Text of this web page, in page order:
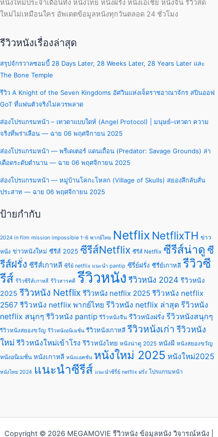
หนังใหม่ประจำเดือนทั้ง หนังไทย หนังฝรั่ง หนังเอเชีย หนังจีน รีวิวสด
ใหม่ไม่เหมือนใคร อัพเดตข้อมูลหนังทุกวันตลอด 24 ชั่วโมง
รีวิวหนังเรื่องล่าสุด
สรุปจักรวาลซอมบี้ 28 Days Later, 28 Weeks Later, 28 Years Later และ
The Bone Temple
รีวิว A Knight of the Seven Kingdoms อัศวินแห่งเจ็ดราชอาณาจักร สปินออฟ
GoT ที่แฟนตัวจริงไม่ควรพลาด
ส่องโปรแกรมหน้า – เทวดาแบบใดห์ (Angel Protocol) | มนุษย์–เทวดา ความ
จริงที่พร่าเลือน — ฉาย 06 พฤศจิกายน 2025
ส่องโปรแกรมหน้า — พรีเดเตอร์ แดนเถื่อน (Predator: Savage Grounds) ล่า
เดือดระดับตำนาน — ฉาย 06 พฤศจิกายน 2025
ส่องโปรแกรมหน้า — หมู่บ้านโคกะโหลก (Village of Skulls) สยองลึกลับสั่น
ประสาท — ฉาย 06 พฤศจิกายน 2025
ป้ายกำกับ
2024 in film mission impossible 1-6 พากย์ไทย Netflix NetflixTH ข่าว
หนัง ข่าวหนังใหม่ ซีรีส์ 2025 ซีรีส์Netflix ซีรีส์ Netflix ซีรีส์น่าดู ซี
รีส์ฝรั่ง ซีรีส์เกาหลี ซีรี่ย์ netflix แนะนํา pantip ซีรี่ย์ฝรั่ง ซีรี่ย์เกาหลี รีวิวซี
รีส์ รีวิวซีรีส์เกาหลี รีวิวสารคดี รีวิวหนัง รีวิวหนัง 2024 รีวิวหนัง
2025 รีวิวหนัง Netflix รีวิวหนัง netflix 2025 รีวิวหนัง netflix
2567 รีวิวหนัง netflix พากย์ไทย รีวิวหนัง netflix ล่าสุด รีวิวหนัง
netflix สนุกๆ รีวิวหนัง pantip รีวิวหนังจีน รีวิวหนังฝรั่ง รีวิวหนังสนุกๆ
รีวิวหนังสยองขวัญ รีวิวหนังอนิเมชั่น รีวิวหนังเกาหลี รีวิวหนังเก่า รีวิวหนัง
ใหม่ รีวิวหนังใหม่เข้าโรง รีวิวหนังไทย หนังน่าดู 2025 หนังผี หนังสยองขวัญ
หนังอนิเมชั่น หนังเกาหลี หนังแอคชั่น หนังใหม่ 2025 หนังใหม่2025
หนังไทย 2024 แนะนำซีรีส์ แนะนําซีรี่ย์ netflix ฝรั่ง โปรแกรมหน้า
Copyright © 2026 MEGAMOVIE รีวิวหนัง ข้อมูลหนัง วิจารณ์หนัง |